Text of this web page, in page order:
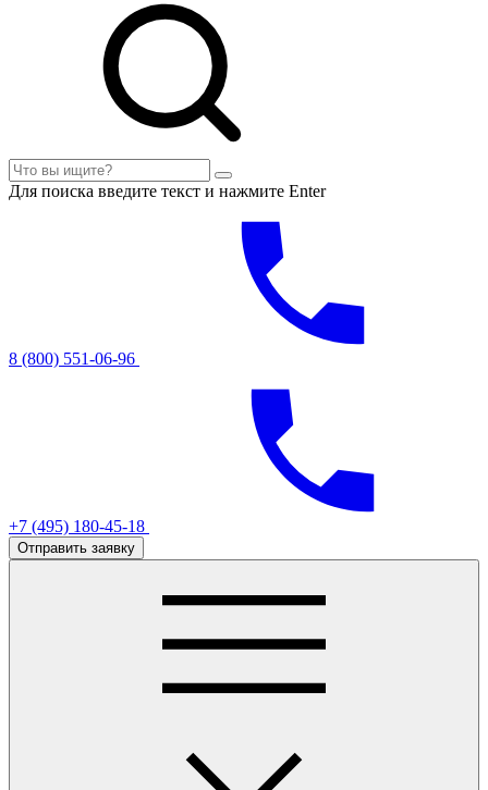
Для поиска введите текст и нажмите Enter
8 (800) 551-06-96
+7 (495) 180-45-18
Отправить заявку